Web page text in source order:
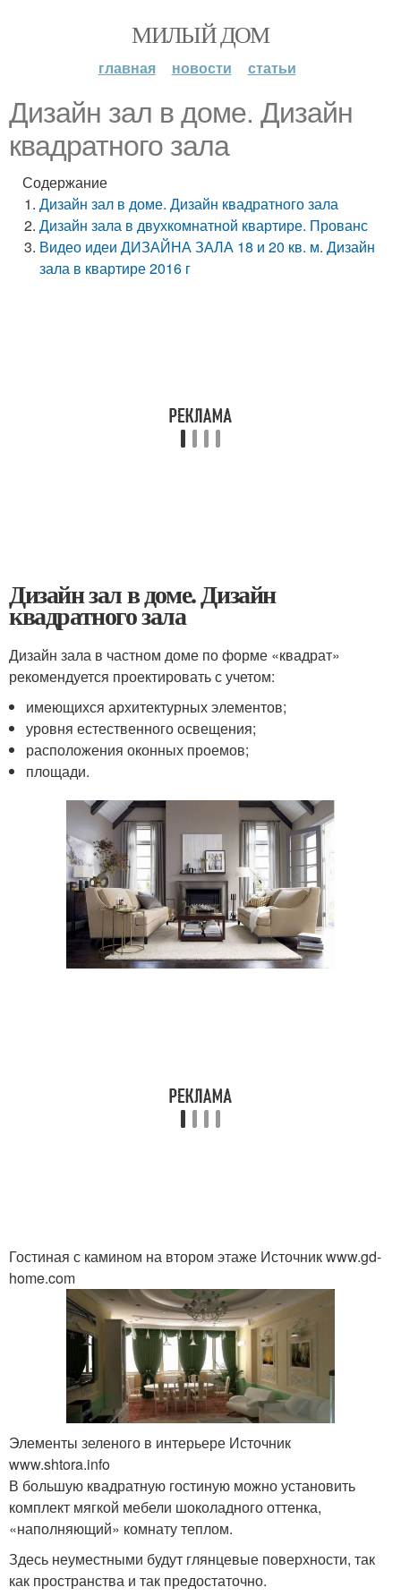
МИЛЫЙ ДОМ
главная новости статьи
Дизайн зал в доме. Дизайн
квадратного зала
Содержание
Дизайн зал в доме. Дизайн квадратного зала
Дизайн зала в двухкомнатной квартире. Прованс
Видео идеи ДИЗАЙНА ЗАЛА 18 и 20 кв. м. Дизайн
зала в квартире 2016 г
Дизайн зал в доме. Дизайн
квадратного зала
Дизайн зала в частном доме по форме «квадрат»
рекомендуется проектировать с учетом:
имеющихся архитектурных элементов;
уровня естественного освещения;
расположения оконных проемов;
площади.
Гостиная с камином на втором этаже Источник www.gd-
home.com
Элементы зеленого в интерьере Источник
www.shtora.info
В большую квадратную гостиную можно установить
комплект мягкой мебели шоколадного оттенка,
«наполняющий» комнату теплом.
Здесь неуместными будут глянцевые поверхности, так
как пространства и так предостаточно.